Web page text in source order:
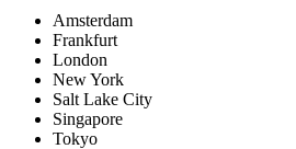
Amsterdam
Frankfurt
London
New York
Salt Lake City
Singapore
Tokyo